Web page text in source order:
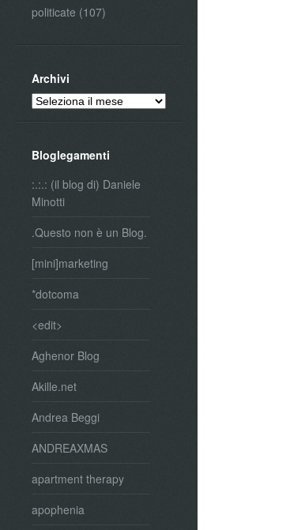
politicate (107)
Archivi
Archivi
Bloglegamenti
:.:.: (il blog di) Daniele
Minotti
.Questo non è un Blog.
[mini]marketing
*dotcoma
<edit>
Aghenor Blog
Akille.net
Andrea Beggi
ANDREAXMAS
apartment therapy
apophenia